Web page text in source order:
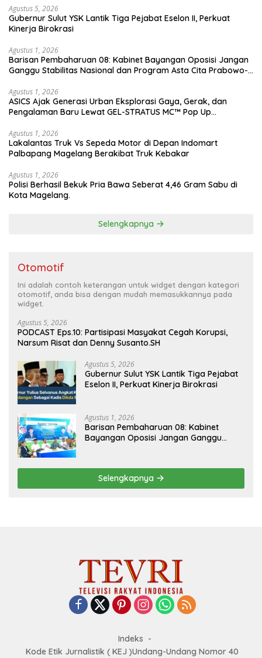
Agustus 5, 2026
Gubernur Sulut YSK Lantik Tiga Pejabat Eselon II, Perkuat
Kinerja Birokrasi
Agustus 1, 2026
Barisan Pembaharuan 08: Kabinet Bayangan Oposisi Jangan
Ganggu Stabilitas Nasional dan Program Asta Cita Prabowo-
Agustus 1, 2026
ASICS Ajak Generasi Urban Eksplorasi Gaya, Gerak, dan
Pengalaman Baru Lewat GEL-STRATUS MC™ Pop Up
Agustus 1, 2026
Lakalantas Truk Vs Sepeda Motor di Depan Indomart
Palbapang Magelang Berakibat Truk Kebakar
Agustus 1, 2026
Polisi Berhasil Bekuk Pria Bawa Seberat 4,46 Gram Sabu di
Kota Magelang.
Selengkapnya
Otomotif
Ini adalah contoh keterangan untuk widget dengan kategori
otomotif, anda bisa dengan mudah memasukkannya pada
widget.
Agustus 5, 2026
PODCAST Eps.10: Partisipasi Masyakat Cegah Korupsi,
Narsum Risat dan Denny Susanto.SH
Agustus 5, 2026
Gubernur Sulut YSK Lantik Tiga Pejabat
Eselon II, Perkuat Kinerja Birokrasi
Agustus 1, 2026
Barisan Pembaharuan 08: Kabinet
Bayangan Oposisi Jangan Ganggu
Selengkapnya
Indeks
Kode Etik Jurnalistik ( KEJ )Undang-Undang Nomor 40